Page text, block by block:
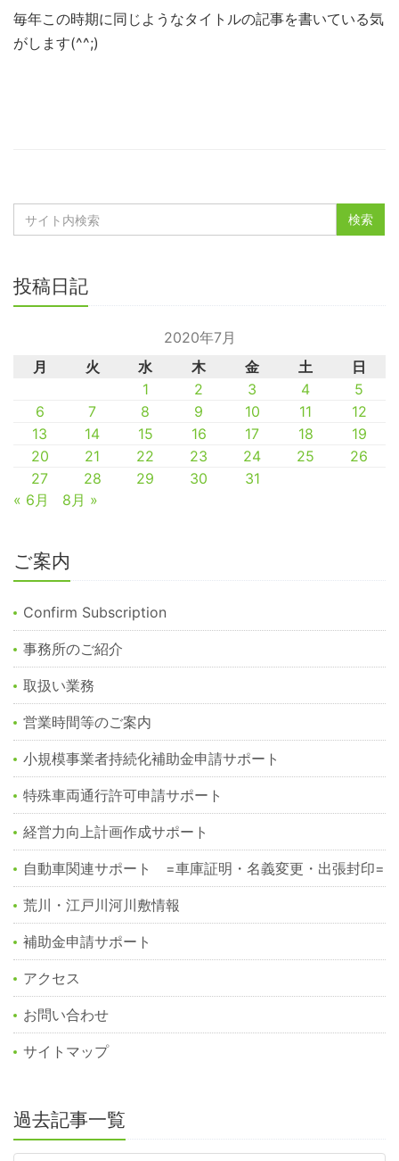
毎年この時期に同じようなタイトルの記事を書いている気
がします(^^;)
投稿日記
2020年7月
月
火 水 木 金 土
日
1
2 3 4
5
6
7 8 9 10 11
12
13
14 15 16 17 18
19
20
21 22 23 24 25
26
27
28 29 30
31
« 6月
8月 »
ご案内
Confirm Subscription
事務所のご紹介
取扱い業務
営業時間等のご案内
小規模事業者持続化補助金申請サポート
特殊車両通行許可申請サポート
経営力向上計画作成サポート
自動車関連サポート =車庫証明・名義変更・出張封印=
荒川・江戸川河川敷情報
補助金申請サポート
アクセス
お問い合わせ
サイトマップ
過去記事一覧